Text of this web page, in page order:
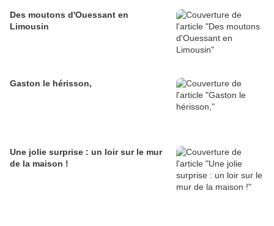
Des moutons d'Ouessant en
Limousin
Gaston le hérisson,
Une jolie surprise : un loir sur le mur
de la maison !